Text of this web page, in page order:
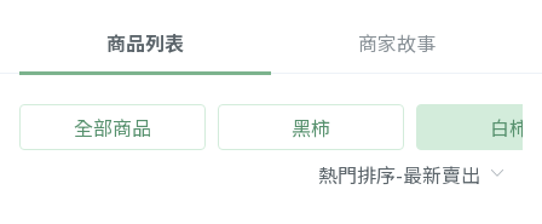
商品列表 商家故事
全部商品 黑柿 白柿